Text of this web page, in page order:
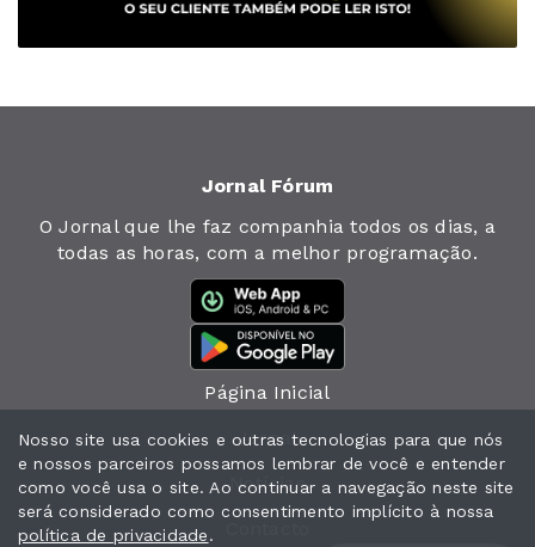
Jornal Fórum
O Jornal que lhe faz companhia todos os dias, a
todas as horas, com a melhor programação.
Página Inicial
Jornal
Notícias
Nosso site usa cookies e outras tecnologias para que nós
e nossos parceiros possamos lembrar de você e entender
como você usa o site. Ao continuar a navegação neste site
será considerado como consentimento implícito à nossa
política de privacidade.